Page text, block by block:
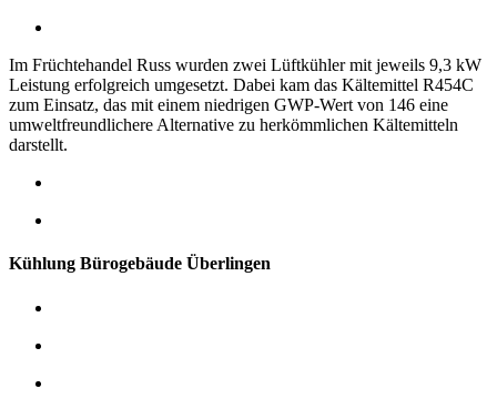
Im Früchtehandel Russ wurden zwei Lüftkühler mit jeweils 9,3 kW
Leistung erfolgreich umgesetzt. Dabei kam das Kältemittel R454C
zum Einsatz, das mit einem niedrigen GWP-Wert von 146 eine
umweltfreundlichere Alternative zu herkömmlichen Kältemitteln
darstellt.
Kühlung Bürogebäude Überlingen